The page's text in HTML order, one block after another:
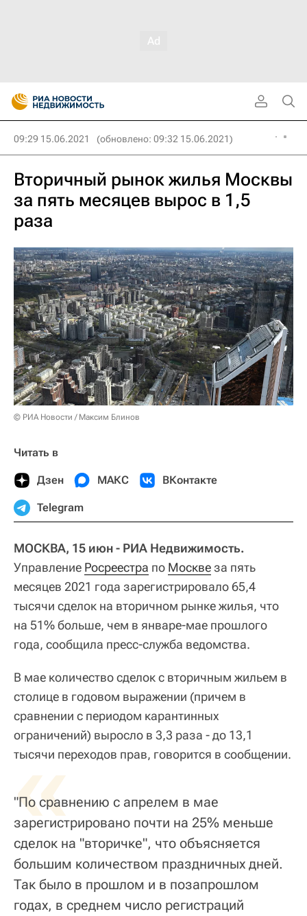
09:29 15.06.2021 (обновлено: 09:32 15.06.2021)
Вторичный рынок жилья Москвы
за пять месяцев вырос в 1,5
раза
© РИА Новости / Максим Блинов
Читать в
Дзен МАКС ВКонтакте
Telegram
МОСКВА, 15 июн - РИА Недвижимость.
Управление Росреестра по Москвеза пять
месяцев 2021 года зарегистрировало 65,4
тысячи сделок на вторичном рынке жилья, что
на 51% больше, чем в январе-мае прошлого
года, сообщила пресс-служба ведомства.
В мае количество сделок с вторичным жильем в
столице в годовом выражении (причем в
сравнении с периодом карантинных
ограничений) выросло в 3,3 раза - до 13,1
тысячи переходов прав, говорится в сообщении.
«
"По сравнению с апрелем в мае
зарегистрировано почти на 25% меньше
сделок на "вторичке", что объясняется
большим количеством праздничных дней.
Так было в прошлом и в позапрошлом
годах, в среднем число регистраций